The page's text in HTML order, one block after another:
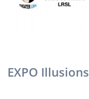
EXPO Illusions